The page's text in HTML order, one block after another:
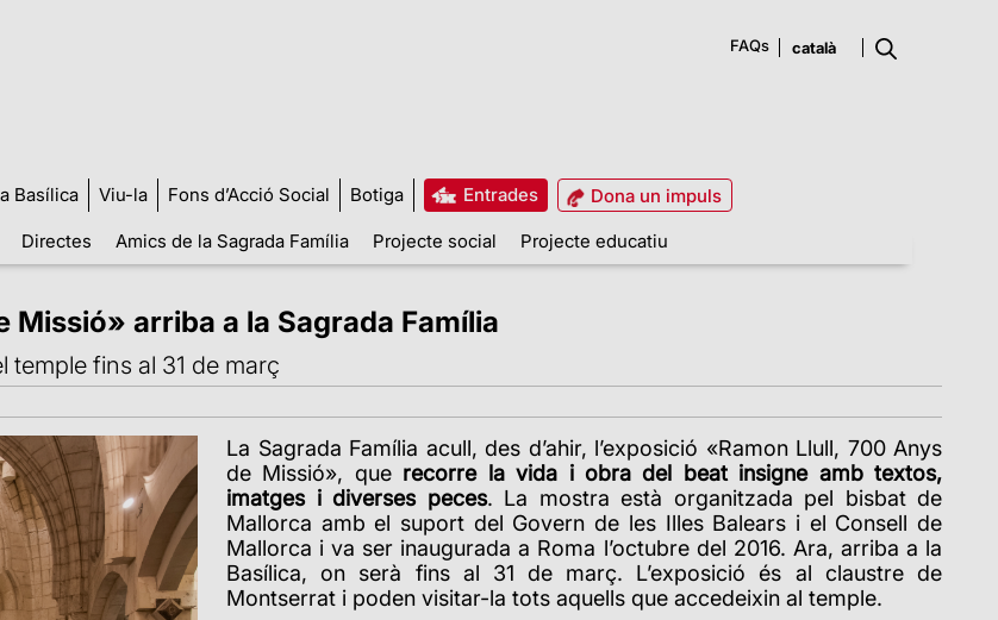
FAQs
Basílica Viu-la Fons d’Acció Social Botiga Entrades
Dona un impuls
Directes Amics de la Sagrada Família Projecte social Projecte educatiu
Missió» arriba a la Sagrada Família
fins al 31 de març
La Sagrada Família acull, des d’ahir, l’exposició «Ramon Llull, 700 Anys
de Missió», que recorre la vida i obra del beat insigne amb textos,
imatges i diverses peces. La mostra està organitzada pel bisbat de
Mallorca amb el suport del Govern de les Illes Balears i el Consell de
Mallorca i va ser inaugurada a Roma l’octubre del 2016. Ara, arriba a la
Basílica, on serà fins al 31 de març. L’exposició és al claustre de
Montserrat i poden visitar-la tots aquells que accedeixin al temple.